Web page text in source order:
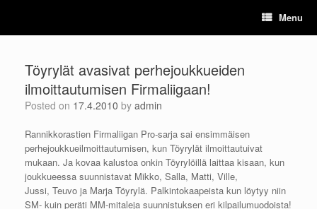
content
Menu
Töyrylät avasivat perhejoukkueiden
ilmoittautumisen Firmaliigaan!
Posted on 17.4.2010 by admin
Rannikkorastien Firmaliigan Pro-sarja sai ensimmäisen
perhejoukkueilmoittautumisen, kun Töyrylät ilmoittautuivat
mukaan. Ja kovaa kalustoa onkin Töyrylöillä laittaa kisaan, kun
joukkueessa suunnistavat Mikko, Salla, Matti, Ville,
Jussi, Teuvo ja Marja Töyrylä. Palkintokaapeista kun löytyy niin
SM- kuin peräti MM-mitaleja suunnistuksen eri kilpailumuodoista!